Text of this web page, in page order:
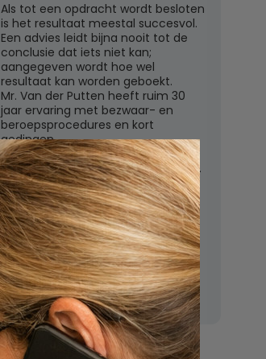
Als tot een opdracht wordt besloten
is het resultaat meestal succesvol.
Een advies leidt bijna nooit tot de
conclusie dat iets niet kan;
aangegeven wordt hoe wel
resultaat kan worden geboekt.
Mr. Van der Putten heeft ruim 30
jaar ervaring met bezwaar- en
beroepsprocedures en kort
gedingen.
Juridisch adviesbureau mr. W.G.H.M.
van der Putten c.s.
Zutphensestraatweg 7
6881 WN Velp (Gld)
E-mail:
mr.vanderputten@gmail.com